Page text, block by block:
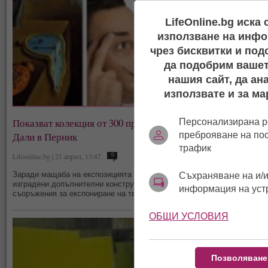
Показват колекция от 300 произведения на Салвадор
Дали в Перник
Lifeonline.bg | 21 април, 13:47 0
Заради мащаба на експозицията в галерия „Любен Гайдаров“ са
изградени допълнителни конструктивни и архитектурни
съоръжения за експониране на творбите.
LifeOnline.bg иска
използване на
чрез бисквитки и
да подобрим
нашия сайт, да
използвате и за
Персонализирана
преброяване на
трафик
Съхраняване на и/
информация на
ОБЩИ УСЛОВИЯ